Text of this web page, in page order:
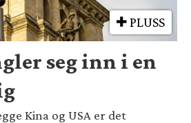
PLUSS
seg inn i en
Kina og USA er det